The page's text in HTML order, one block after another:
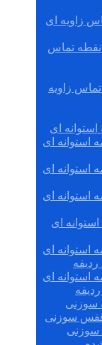
زاویه ای
نقطه تماس
زاویه
ای
استوانه ای
استوانه ای
استوانه ای
ای
استوانه ای
استوانه ای
سوزنی
قفس سوزنی
سوزنی